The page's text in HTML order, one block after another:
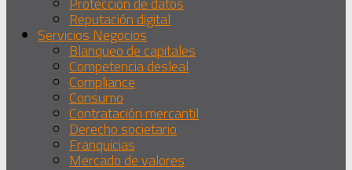
Reputación digital
Servicios Negocios
Blanqueo de capitales
Competencia desleal
Compliance
Consumo
Contratación mercantil
Derecho societario
Franquicias
Mercado de valores